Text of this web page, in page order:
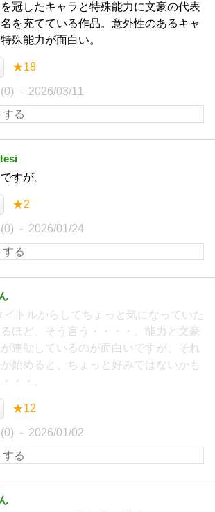
冠したキャラと特殊能力に文豪の代表
を充てている作品。意外性のあるキャ
殊能力が面白い。
★18
2026/03/11
すが。
★2
2026/01/24
イトルからしてちょっと気になっていた
ほど、そう言う・・・・。能力と文豪
連動しているのが面白いですが、それ
始めると、ちょっと好みではないかも
・・。
★12
2026/01/02